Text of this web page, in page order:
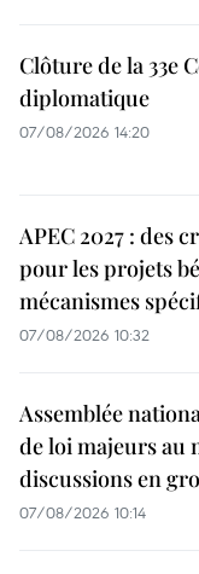
Clôture de la 33e
diplomatique
07/08/2026 14:20
APEC 2027 : des
pour les projets
mécanismes
07/08/2026 10:32
Assemblée
de loi majeurs au
discussions en
07/08/2026 10:14